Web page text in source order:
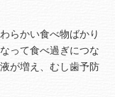
らかい食べ物ばかり
って食べ過ぎにつな
が増え、むし歯予防